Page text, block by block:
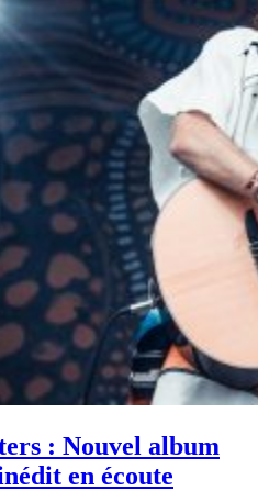
: Nouvel album
en écoute